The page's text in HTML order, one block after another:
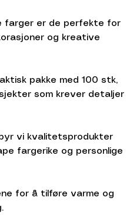
farger er de perfekte for
og kreative
pakke med 100 stk,
som krever detaljer
vi kvalitetsprodukter
fargerike og personlige
for å tilføre varme og